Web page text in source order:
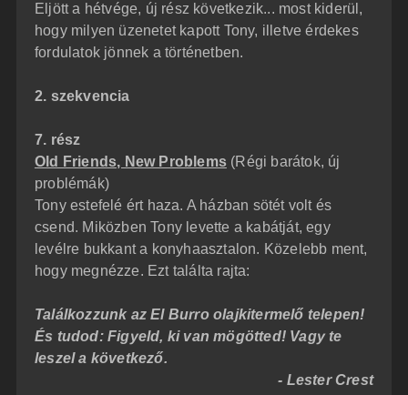
z
á
s
z
ó
s
Eljött a hétvége, új rész következik... most kiderül,
hogy milyen üzenetet kapott Tony, illetve érdekes
fordulatok jönnek a történetben.
2. szekvencia
7. rész
Old Friends, New Problems(Régi barátok, új
problémák)
Tony estefelé ért haza. A házban sötét volt és
csend. Miközben Tony levette a kabátját, egy
levélre bukkant a konyhaasztalon. Közelebb ment,
hogy megnézze. Ezt találta rajta:
Találkozzunk az El Burro olajkitermelő telepen!
És tudod: Figyeld, ki van mögötted! Vagy te
leszel a következő.
- Lester Crest